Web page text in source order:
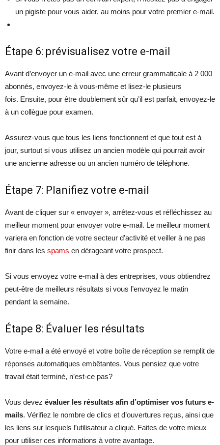
un pigiste pour vous aider, au moins pour votre premier e-mail.
Étape 6: prévisualisez votre e-mail
Avant d’envoyer un e-mail avec une erreur grammaticale à 2 000
abonnés, envoyez-le à vous-même et lisez-le plusieurs
fois. Ensuite, pour être doublement sûr qu’il est parfait, envoyez-le
à un collègue pour examen.
Assurez-vous que tous les liens fonctionnent et que tout est à
jour, surtout si vous utilisez un ancien modèle qui pourrait avoir
une ancienne adresse ou un ancien numéro de téléphone.
Étape 7: Planifiez votre e-mail
Avant de cliquer sur « envoyer », arrêtez-vous et réfléchissez au
meilleur moment pour envoyer votre e-mail. Le meilleur moment
variera en fonction de votre secteur d’activité et veiller à ne pas
finir dans les spams en dérageant votre prospect.
Si vous envoyez votre e-mail à des entreprises, vous obtiendrez
peut-être de meilleurs résultats si vous l’envoyez le matin
pendant la semaine.
Étape 8: Évaluer les résultats
Votre e-mail a été envoyé et votre boîte de réception se remplit de
réponses automatiques embêtantes. Vous pensiez que votre
travail était terminé, n’est-ce pas?
Vous devez évaluer les résultats afin d’optimiser vos futurs e-
mails. Vérifiez le nombre de clics et d’ouvertures reçus, ainsi que
les liens sur lesquels l’utilisateur a cliqué. Faites de votre mieux
pour utiliser ces informations à votre avantage.